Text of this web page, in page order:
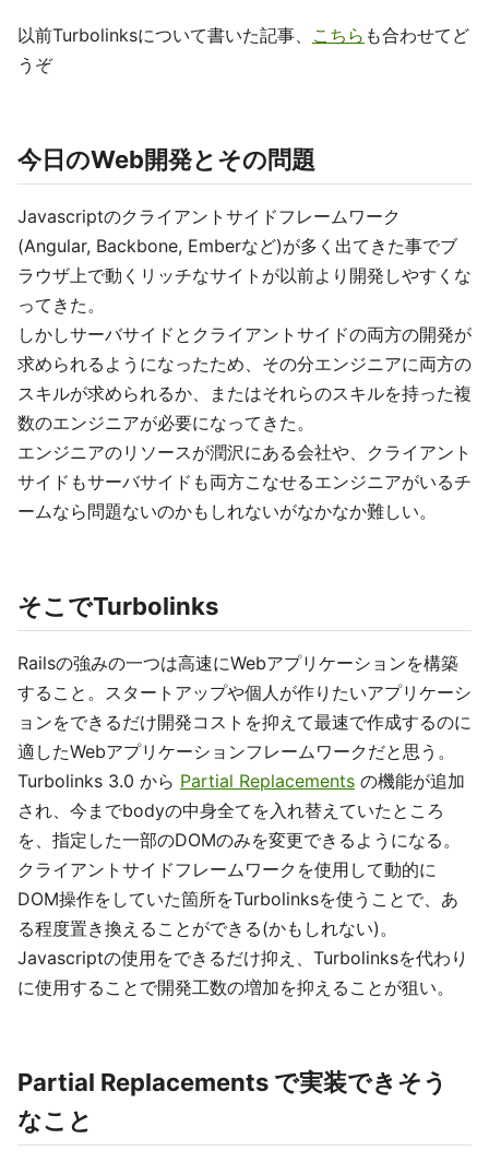
以前Turbolinksについて書いた記事、 こちら も合わせてど
うぞ
今日のWeb開発とその問題
Javascriptのクライアントサイドフレームワーク
(Angular, Backbone, Emberなど)が多く出てきた事でブ
ラウザ上で動くリッチなサイトが以前より開発しやすくな
ってきた。
しかしサーバサイドとクライアントサイドの両方の開発が
求められるようになったため、その分エンジニアに両方の
スキルが求められるか、またはそれらのスキルを持った複
数のエンジニアが必要になってきた。
エンジニアのリソースが潤沢にある会社や、クライアント
サイドもサーバサイドも両方こなせるエンジニアがいるチ
ームなら問題ないのかもしれないがなかなか難しい。
そこでTurbolinks
Railsの強みの一つは高速にWebアプリケーションを構築
すること。スタートアップや個人が作りたいアプリケーシ
ョンをできるだけ開発コストを抑えて最速で作成するのに
適したWebアプリケーションフレームワークだと思う。
Turbolinks 3.0 から Partial Replacements の機能が追加
され、今までbodyの中身全てを入れ替えていたところ
を、指定した一部のDOMのみを変更できるようになる。
クライアントサイドフレームワークを使用して動的に
DOM操作をしていた箇所をTurbolinksを使うことで、あ
る程度置き換えることができる(かもしれない)。
Javascriptの使用をできるだけ抑え、Turbolinksを代わり
に使用することで開発工数の増加を抑えることが狙い。
Partial Replacements で実装できそう
なこと